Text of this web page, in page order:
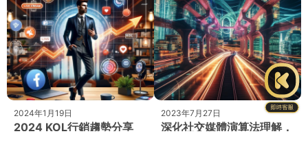
2024年1月19日
2024 KOL行銷趨勢分享
2023年7月27日
深化社交媒體演算法理解，